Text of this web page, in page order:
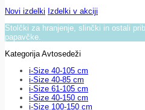
Novi izdelki Izdelki v akciji
Stolčki za hranjenje, slinčki in ostali
papavčke.
Kategorija Avtosedeži
i-Size 40-105 cm
i-Size 40-85 cm
i-Size 61-105 cm
i-Size 40-150 cm
i-Size 100-150 cm